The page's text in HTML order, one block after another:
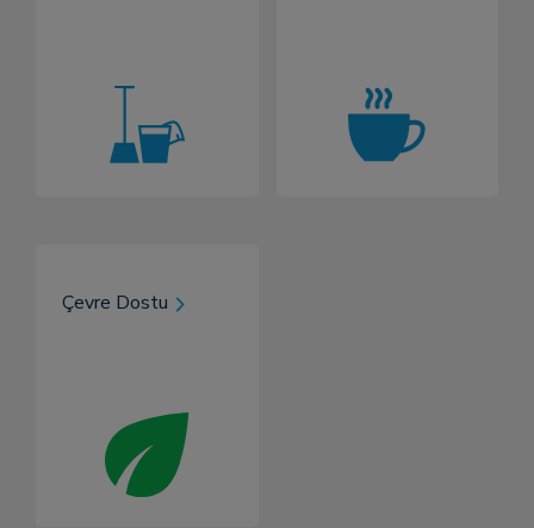
Çevre Dostu